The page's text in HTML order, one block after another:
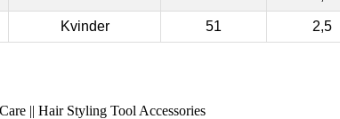
Kvinder 51 2,5
|| Hair Styling Tool Accessories